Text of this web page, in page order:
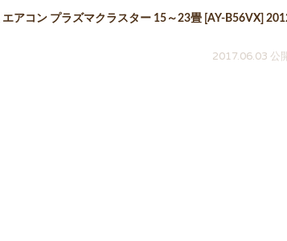
アコン プラズマクラスター 15～23畳 [AY-B56VX]
2017.06.03 公